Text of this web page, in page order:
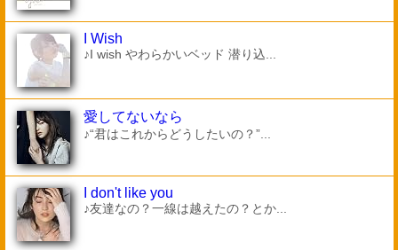
I Wish
♪I wish やわらかいベッド 潜り込...
愛してないなら
♪“君はこれからどうしたいの？”...
I don't like you
♪友達なの？一線は越えたの？とか...